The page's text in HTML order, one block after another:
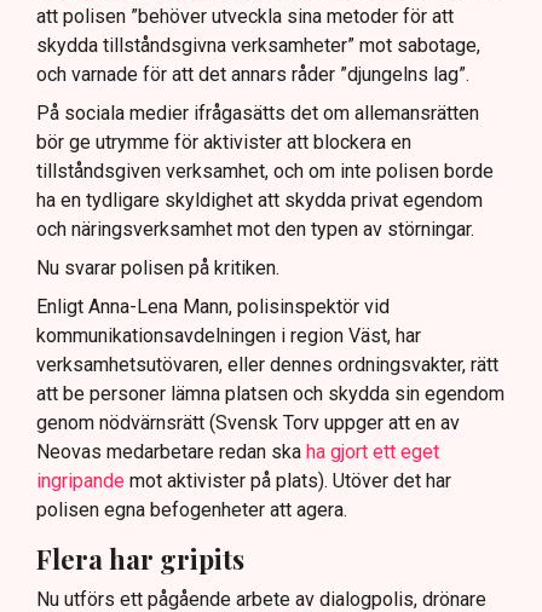
att polisen ”behöver utveckla sina metoder för att
skydda tillståndsgivna verksamheter” mot sabotage,
och varnade för att det annars råder ”djungelns lag”.
På sociala medier ifrågasätts det om allemansrätten
bör ge utrymme för aktivister att blockera en
tillståndsgiven verksamhet, och om inte polisen borde
ha en tydligare skyldighet att skydda privat egendom
och näringsverksamhet mot den typen av störningar.
Nu svarar polisen på kritiken.
Enligt Anna-Lena Mann, polisinspektör vid
kommunikationsavdelningen i region Väst, har
verksamhetsutövaren, eller dennes ordningsvakter, rätt
att be personer lämna platsen och skydda sin egendom
genom nödvärnsrätt (Svensk Torv uppger att en av
Neovas medarbetare redan ska ha gjort ett eget
ingripande mot aktivister på plats). Utöver det har
polisen egna befogenheter att agera.
Flera har gripits
Nu utförs ett pågående arbete av dialogpolis, drönare